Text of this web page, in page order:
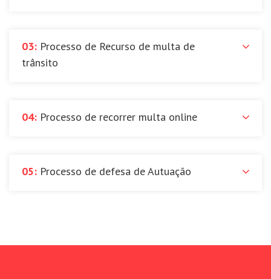
03: Processo de Recurso de multa de
trânsito
04: Processo de recorrer multa online
05: Processo de defesa de Autuação